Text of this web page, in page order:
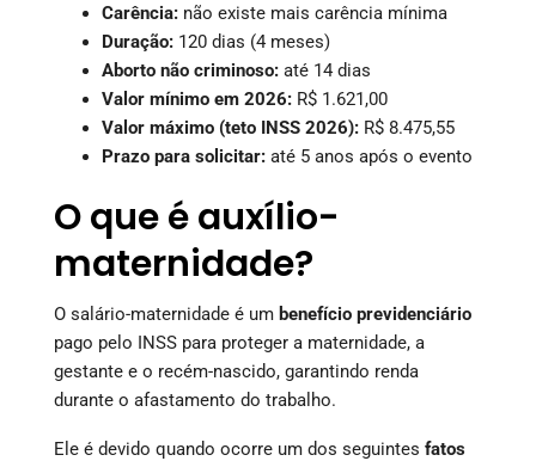
Carência: não existe mais carência mínima
Duração: 120 dias (4 meses)
Aborto não criminoso: até 14 dias
Valor mínimo em 2026: R$ 1.621,00
Valor máximo (teto INSS 2026): R$ 8.475,55
Prazo para solicitar: até 5 anos após o evento
O que é auxílio-
maternidade?
O salário-maternidade é um benefício previdenciário
pago pelo INSS para proteger a maternidade, a
gestante e o recém-nascido, garantindo renda
durante o afastamento do trabalho.
Ele é devido quando ocorre um dos seguintes fatos